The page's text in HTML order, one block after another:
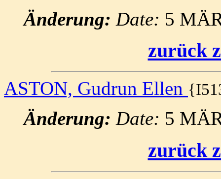
Änderung: Date: 5
zurück
ASTON, Gudrun Ellen
Änderung: Date: 5
zurück